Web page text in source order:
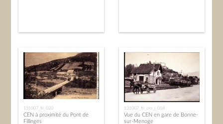
131007_fil_020
CEN à proximité du Pont de
Fillinges
131007_fil_cro_j_018
Vue du CEN en gare de Bonne-
sur-Menoge